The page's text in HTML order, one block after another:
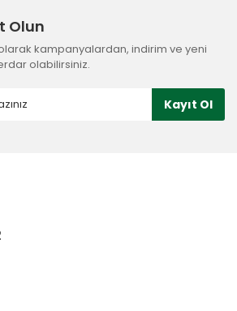
Olun
kampanyalardan, indirim ve yeni
olabilirsiniz.
Kayıt Ol